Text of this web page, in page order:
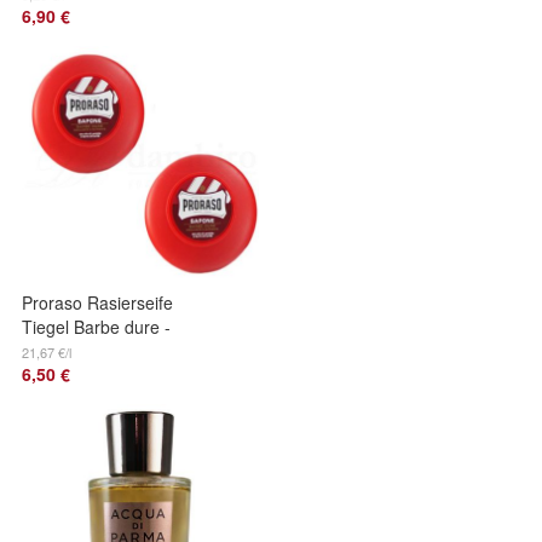
6,90 €
Proraso Rasierseife
Tiegel Barbe dure -
starke Barthaare 2x
150 ml
21,67 €/l
6,50 €